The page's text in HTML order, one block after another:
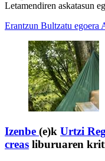
Letamendiren askatasun
Erantzun Bultzatu egoera
Izenbe (e)k Urtzi
creas liburuaren